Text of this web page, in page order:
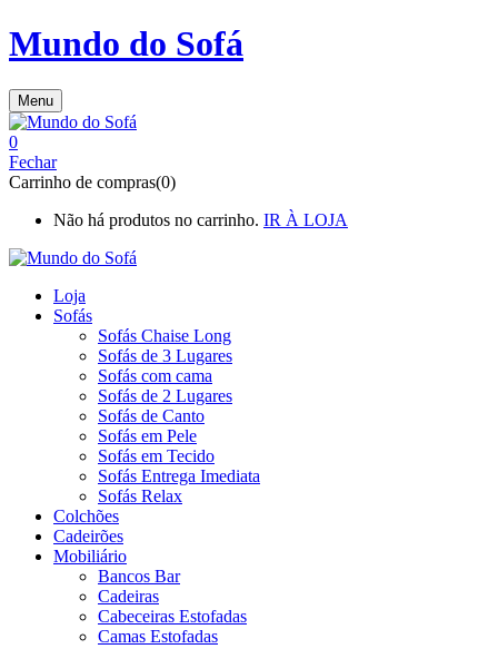
Mundo do Sofá
Menu
0
Fechar
Carrinho de compras(0)
Não há produtos no carrinho. IR À LOJA
Loja
Sofás
Sofás Chaise Long
Sofás de 3 Lugares
Sofás com cama
Sofás de 2 Lugares
Sofás de Canto
Sofás em Pele
Sofás em Tecido
Sofás Entrega Imediata
Sofás Relax
Colchões
Cadeirões
Mobiliário
Bancos Bar
Cadeiras
Cabeceiras Estofadas
Camas Estofadas